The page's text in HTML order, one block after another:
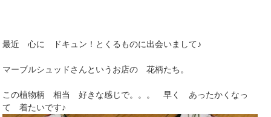
最近 心に ドキュン！とくるものに出会いまして♪
マーブルシュッドさんというお店の 花柄たち。
この植物柄 相当 好きな感じで。。。 早く あったかくなっ
て 着たいです♪